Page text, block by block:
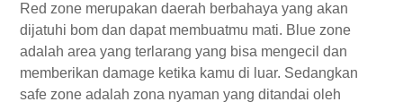
Red zone merupakan daerah berbahaya yang akan
dijatuhi bom dan dapat membuatmu mati. Blue zone
adalah area yang terlarang yang bisa mengecil dan
memberikan damage ketika kamu di luar. Sedangkan
safe zone adalah zona nyaman yang ditandai oleh